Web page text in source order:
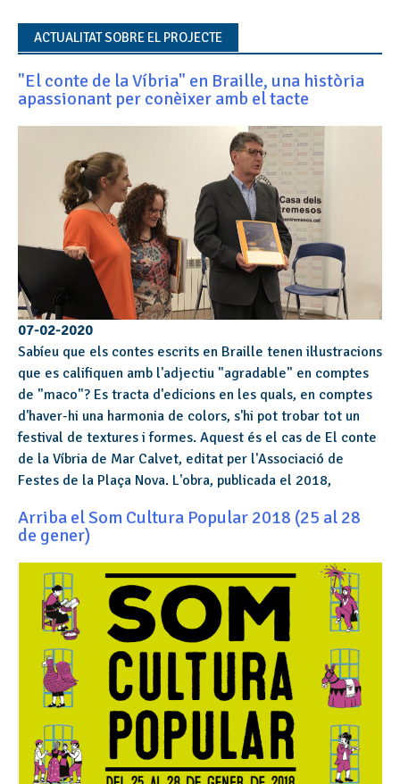
ACTUALITAT SOBRE EL PROJECTE
"El conte de la Víbria" en Braille, una història
apassionant per conèixer amb el tacte
07-02-2020
Sabíeu que els contes escrits en Braille tenen il·lustracions
que es califiquen amb l'adjectiu "agradable" en comptes
de "maco"? Es tracta d'edicions en les quals, en comptes
d'haver-hi una harmonia de colors, s'hi pot trobar tot un
festival de textures i formes. Aquest és el cas de El conte
de la Víbria de Mar Calvet, editat per l'Associació de
Festes de la Plaça Nova. L'obra, publicada el 2018,
Arriba el Som Cultura Popular 2018 (25 al 28
de gener)